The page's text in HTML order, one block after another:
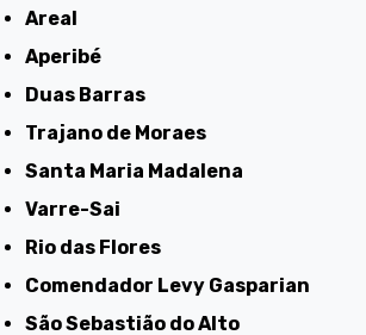
Areal
Aperibé
Duas Barras
Trajano de Moraes
Santa Maria Madalena
Varre-Sai
Rio das Flores
Comendador Levy Gasparian
São Sebastião do Alto